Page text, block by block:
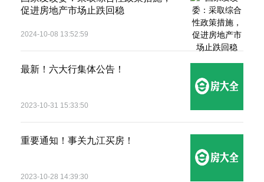
匿名 188*****404 08-02 13:52
08-02 12:35
匿名 138*****808 08-02 11:12
匿名 157*****001
08-06 12:34
匿名 158*****522 08-06 00:13
匿名 183*****998
08-05 05:59
促进房地产市场止跌回稳
2024-10-08 13:52:59
最新！六大行集体公告！
2023-10-31 15:33:50
重要通知！事关九江买房！
2023-10-28 14:39:30